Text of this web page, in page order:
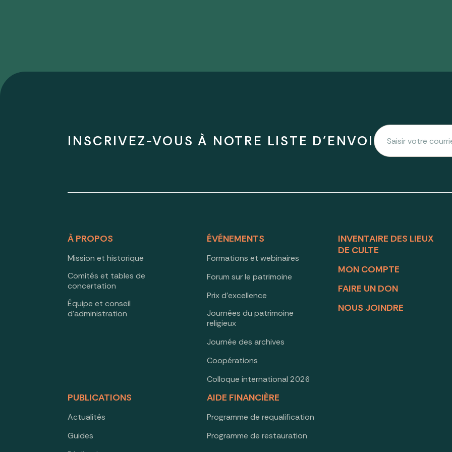
INSCRIVEZ-VOUS À NOTRE LISTE D'ENVOI
À PROPOS
Mission et historique
Comités et tables de
concertation
Équipe et conseil
d’administration
ÉVÉNEMENTS
Formations et webinaires
Forum sur le patrimoine
Prix d’excellence
Journées du patrimoine
religieux
Journée des archives
Coopérations
Colloque international 2026
PUBLICATIONS
Actualités
Guides
AIDE FINANCIÈRE
Programme de requalification
Programme de restauration
INVENTAIRE DES LIEUX
DE CULTE
MON COMPTE
FAIRE UN DON
NOUS JOINDRE